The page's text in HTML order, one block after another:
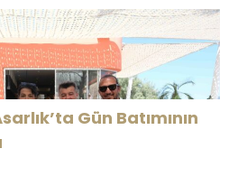
Gün Batımının